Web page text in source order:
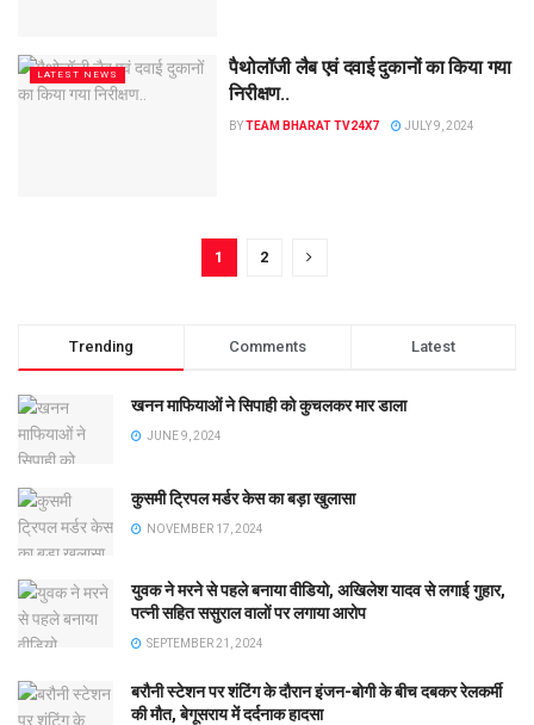
LATEST NEWS
पैथोलॉजी लैब एवं दवाई दुकानों का किया गया
निरीक्षण..
BYTEAM BHARAT TV24X7 JULY 9, 2024
1 2
Trending Comments Latest
खनन माफियाओं ने सिपाही को कुचलकर मार डाला
JUNE 9, 2024
कुसमी ट्रिपल मर्डर केस का बड़ा खुलासा
NOVEMBER 17, 2024
युवक ने मरने से पहले बनाया वीडियो, अखिलेश यादव से लगाई गुहार,
पत्नी सहित ससुराल वालों पर लगाया आरोप
SEPTEMBER 21, 2024
बरौनी स्टेशन पर शंटिंग के दौरान इंजन-बोगी के बीच दबकर रेलकर्मी
की मौत, बेगूसराय में दर्दनाक हादसा